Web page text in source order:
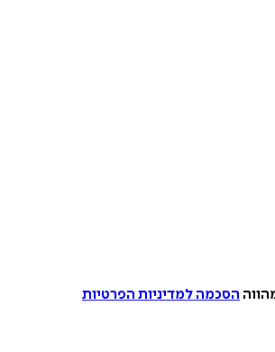
הסכמה למדיניות הפרטיות